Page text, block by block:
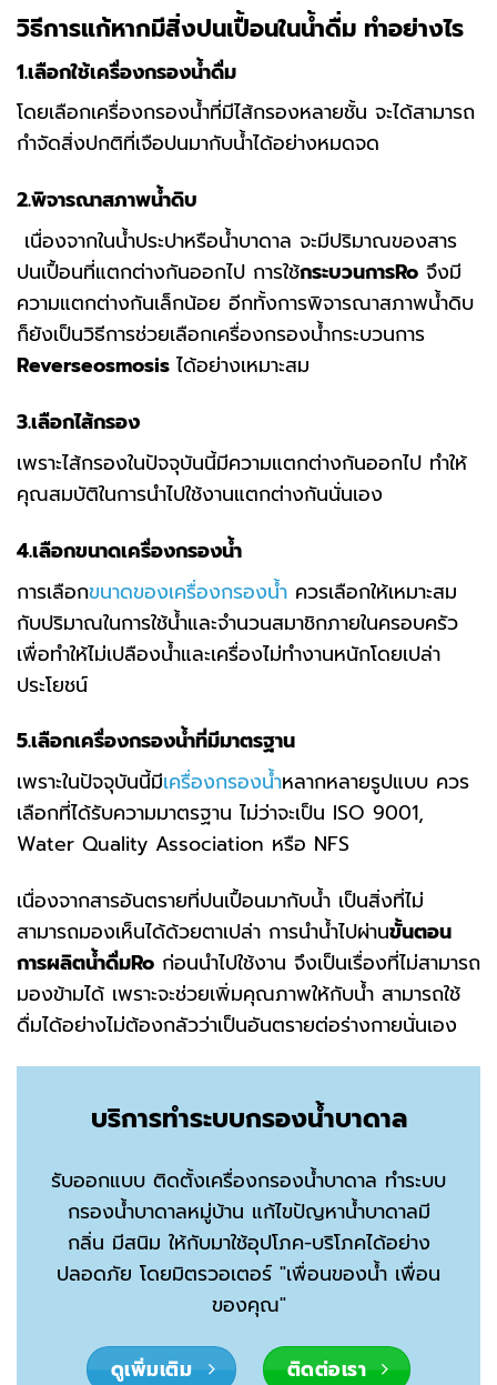
วิธีการแก้หากมีสิ่งปนเปื้อนในน้ำดื่ม ทำอย่างไร
1.เลือกใช้เครื่องกรองน้ำดื่ม
โดยเลือกเครื่องกรองน้ำที่มีไส้กรองหลายชั้น จะได้สามารถ
กำจัดสิ่งปกติที่เจือปนมากับน้ำได้อย่างหมดจด
2.พิจารณาสภาพน้ำดิบ
เนื่องจากในน้ำประปาหรือน้ำบาดาล จะมีปริมาณของสาร
ปนเปื้อนที่แตกต่างกันออกไป การใช้กระบวนการRo จึงมี
ความแตกต่างกันเล็กน้อย อีกทั้งการพิจารณาสภาพน้ำดิบ
ก็ยังเป็นวิธีการช่วยเลือกเครื่องกรองน้ำกระบวนการ
Reverseosmosis ได้อย่างเหมาะสม
3.เลือกไส้กรอง
เพราะไส้กรองในปัจจุบันนี้มีความแตกต่างกันออกไป ทำให้
คุณสมบัติในการนำไปใช้งานแตกต่างกันนั่นเอง
4.เลือกขนาดเครื่องกรองน้ำ
การเลือกขนาดของเครื่องกรองน้ำ ควรเลือกให้เหมาะสม
กับปริมาณในการใช้น้ำและจำนวนสมาชิกภายในครอบครัว
เพื่อทำให้ไม่เปลืองน้ำและเครื่องไม่ทำงานหนักโดยเปล่า
ประโยชน์
5.เลือกเครื่องกรองน้ำที่มีมาตรฐาน
เพราะในปัจจุบันนี้มีเครื่องกรองน้ำหลากหลายรูปแบบ ควร
เลือกที่ได้รับความมาตรฐาน ไม่ว่าจะเป็น ISO 9001,
Water Quality Association หรือ NFS
เนื่องจากสารอันตรายที่ปนเปื้อนมากับน้ำ เป็นสิ่งที่ไม่
สามารถมองเห็นได้ด้วยตาเปล่า การนำน้ำไปผ่านขั้นตอน
การผลิตน้ำดื่มRo ก่อนนำไปใช้งาน จึงเป็นเรื่องที่ไม่สามารถ
มองข้ามได้ เพราะจะช่วยเพิ่มคุณภาพให้กับน้ำ สามารถใช้
ดื่มได้อย่างไม่ต้องกลัวว่าเป็นอันตรายต่อร่างกายนั่นเอง
บริการทำระบบกรองน้ำบาดาล
รับออกแบบ ติดตั้งเครื่องกรองน้ำบาดาล ทำระบบ
กรองน้ำบาดาลหมู่บ้าน แก้ไขปัญหาน้ำบาดาลมี
กลิ่น มีสนิม ให้กับมาใช้อุปโภค-บริโภคได้อย่าง
ปลอดภัย โดยมิตรวอเตอร์ "เพื่อนของน้ำ เพื่อน
ของคุณ"
ดูเพิ่มเติม ติดต่อเรา